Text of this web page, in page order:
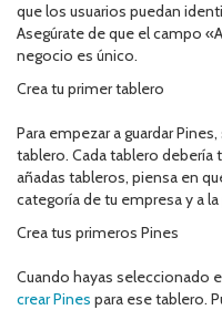
que los usuarios puedan
Asegúrate de que el campo
negocio es único.
Crea tu primer tablero
Para empezar a guardar
tablero. Cada tablero
añadas tableros, piensa en
categoría de tu empresa y a
Crea tus primeros Pines
Cuando hayas seleccionado
crear Pines para ese tablero.